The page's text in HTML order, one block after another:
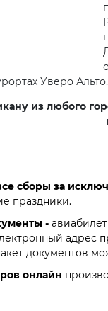
Уверо
из любого
сборы за
праздники.
-
адрес
документов
онлайн